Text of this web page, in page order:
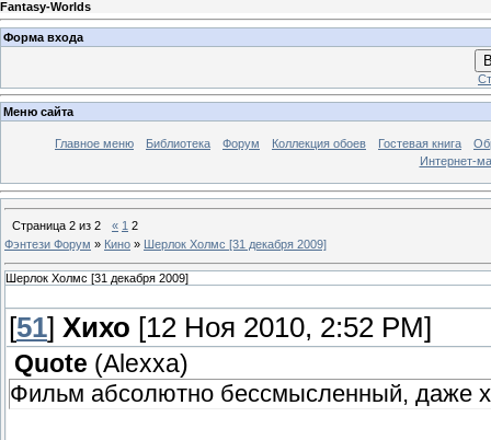
Fantasy-Worlds
Форма входа
Меню сайта
Главное меню Библиотека Форум Коллекция обоев Гостевая книга
Интернет-
Страница 2 из 2 « 1 2
Фэнтези Форум » Кино » Шерлок Холмс [31 декабря 2009]
Шерлок Холмс [31 декабря 2009]
[51] Хихо [12 Ноя 2010, 2:52 PM]
Quote (Alexxa)
Фильм абсолютно бессмысленный, даже